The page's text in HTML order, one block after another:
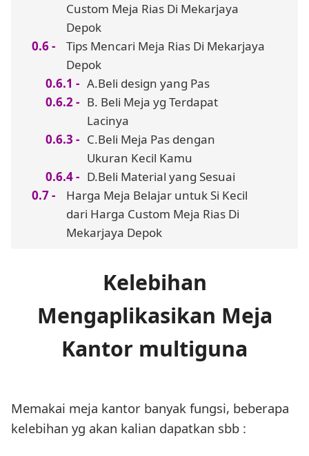
Custom Meja Rias Di Mekarjaya
Depok
Tips Mencari Meja Rias Di Mekarjaya
Depok
A.Beli design yang Pas
B. Beli Meja yg Terdapat
Lacinya
C.Beli Meja Pas dengan
Ukuran Kecil Kamu
D.Beli Material yang Sesuai
Harga Meja Belajar untuk Si Kecil
dari Harga Custom Meja Rias Di
Mekarjaya Depok
Kelebihan
Mengaplikasikan Meja
Kantor multiguna
Memakai meja kantor banyak fungsi, beberapa
kelebihan yg akan kalian dapatkan sbb :